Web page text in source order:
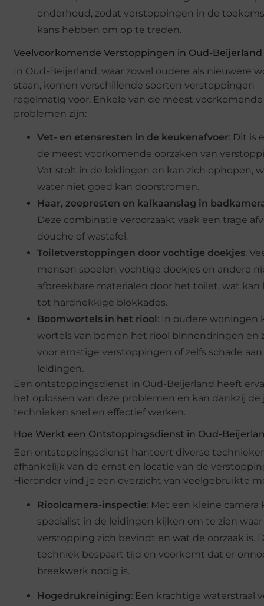
onderhoud, zodat verstoppingen in de
kans hebben om op te treden.
Veelvoorkomende Verstoppingen in Oud-Beijerland
In Oud-Beijerland, waar zowel oudere als nieuwere
staan, komen verschillende soorten verstoppingen
regelmatig voor. Enkele van de meest voorkomende
problemen zijn:
Vet- en etensresten in de keukenafvoer: Dit is
de meest voorkomende oorzaken van
Vet stolt in de leidingen en kan zich ophopen,
water niet goed kan doorstromen.
Haar, zeepresten en kalkaanslag in
Deze combinatie veroorzaakt vaak een trage
douche of wastafel.
Toiletverstoppingen door vochtige doekjes:
mensen spoelen vochtige doekjes en andere
afbreekbare materialen door het toilet, wat kan
tot hardnekkige blokkades.
Boomwortels in het riool : In oudere woningen
wortels van bomen het riool binnendringen en
voor ernstige verstoppingen of zelfs schade
leidingen.
Een ontstoppingsdienst in Oud-Beijerland heeft
het oplossen van deze problemen en kan dankzij de
technieken snel en effectief werken.
Hoe Werkt een Ontstoppingsdienst in Oud-
Een ontstoppingsdienst hanteert diverse
afhankelijk van de ernst en locatie van de
Hieronder vind je een overzicht van veelgebruikte
Rioolcamera-inspectie: Met een kleine camera
specialist in de leidingen kijken om te zien
verstopping zich bevindt en wat de oorzaak is.
techniek bespaart tijd en voorkomt dat er
breekwerk nodig is.
Hogedrukreiniging: Een krachtige waterstraal